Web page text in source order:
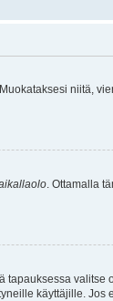
niitä,
. Ottamalla
käyttäjille. Jos